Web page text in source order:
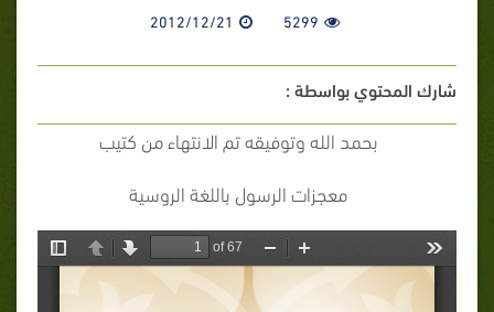
5299
2012/12/21
شارك المحتوي بواسطة :
بحمد الله وتوفيقه تم الانتهاء من كتيب
معجزات الرسول باللغة الروسية